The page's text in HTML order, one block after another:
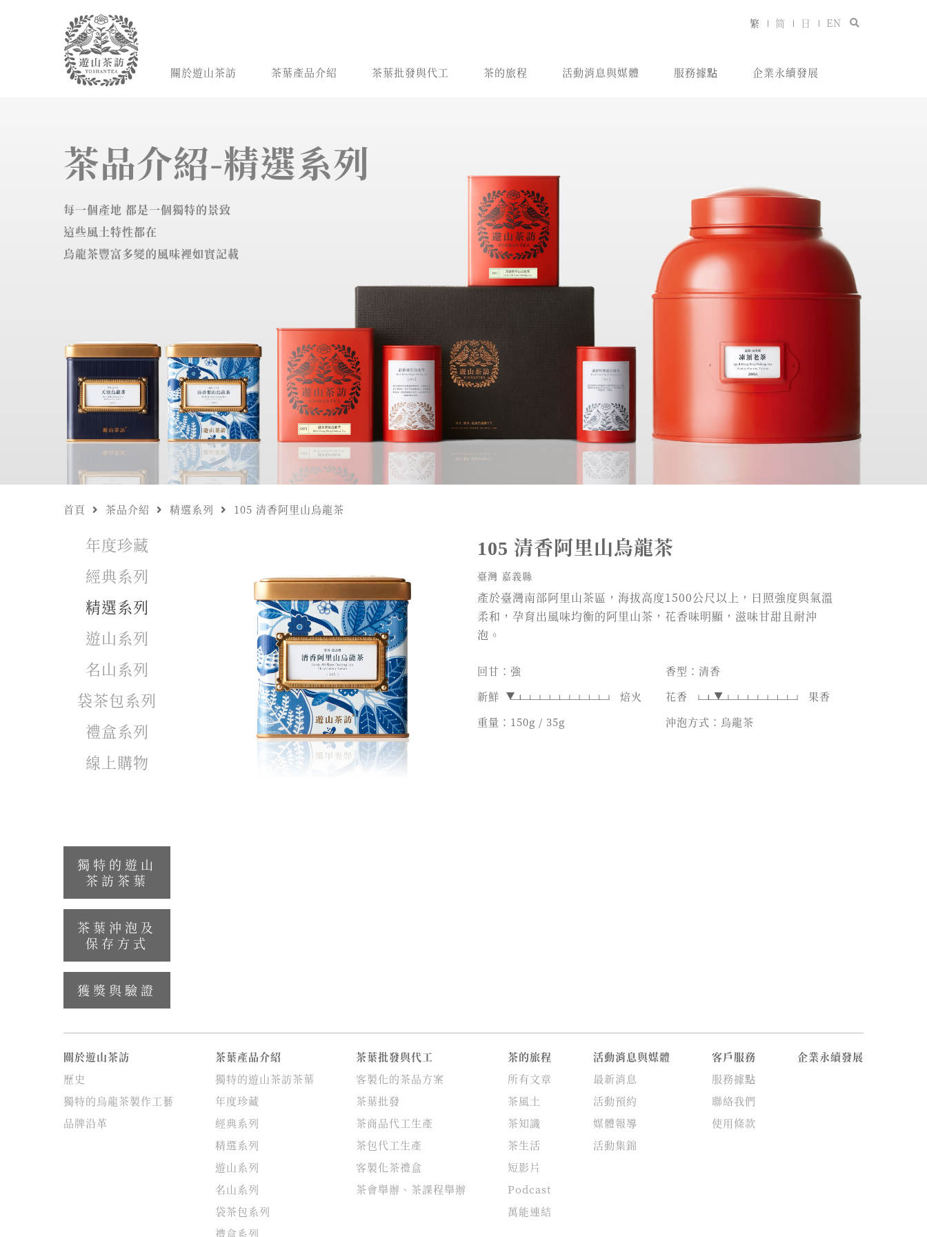
關於遊山茶訪 茶葉產品介紹 茶葉批發與代工 茶的旅程 活動消息與媒體 服務據點 企業永續發展
繁 简 日 EN
茶品介紹-精選系列
每一個產地 都是一個獨特的景致
這些風土特性都在
烏龍茶豐富多變的風味裡如實記載
首頁 茶品介紹 精選系列 105 清香阿里山烏龍茶
年度珍藏
經典系列
精選系列
遊山系列
名山系列
袋茶包系列
禮盒系列
線上購物
獨特的遊山
茶訪茶葉
茶葉沖泡及
保存方式
獲獎與驗證
105 清香阿里山烏龍茶
臺灣 嘉義縣
產於臺灣南部阿里山茶區，海拔高度1500公尺以上，日照強度與氣溫
柔和，孕育出風味均衡的阿里山茶，花香味明顯，滋味甘甜且耐沖
泡。
回甘：強
香型：清香
新鮮
焙火 花香
果香
重量：150g / 35g
沖泡方式：烏龍茶
關於遊山茶訪
歷史
獨特的烏龍茶製作工藝
品牌沿革
茶葉產品介紹
獨特的遊山茶訪茶葉
年度珍藏
經典系列
精選系列
遊山系列
名山系列
袋茶包系列
禮盒系列
茶葉批發與代工
客製化的茶品方案
茶葉批發
茶商品代工生產
茶包代工生產
客製化茶禮盒
茶會舉辦、茶課程舉辦
茶的旅程
所有文章
茶風土
茶知識
茶生活
短影片
Podcast
萬能連結
活動消息與媒體
最新消息
活動預約
媒體報導
活動集錦
客戶服務
服務據點
聯絡我們
使用條款
企業永續發展